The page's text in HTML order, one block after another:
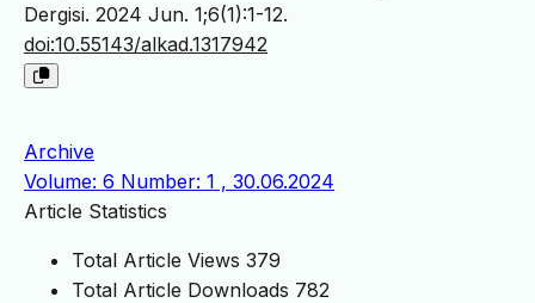
Dergisi. 2024 Jun. 1;6(1):1-12.
doi:10.55143/alkad.1317942
Archive
Volume: 6 Number: 1 , 30.06.2024
Article Statistics
Total Article Views 379
Total Article Downloads 782